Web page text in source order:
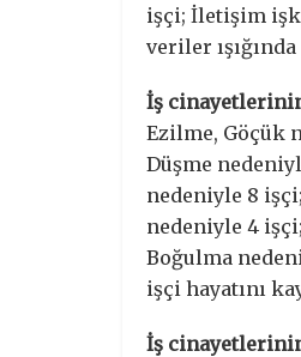
işçi; İletişim
veriler
İş
Ezilme, Göçük
Düşme
nedeniyle 8
nedeniyle 4
Boğulma
işçi hayatını
İş